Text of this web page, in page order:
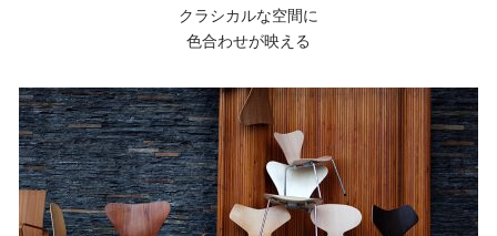
クラシカルな空間に
色合わせが映える